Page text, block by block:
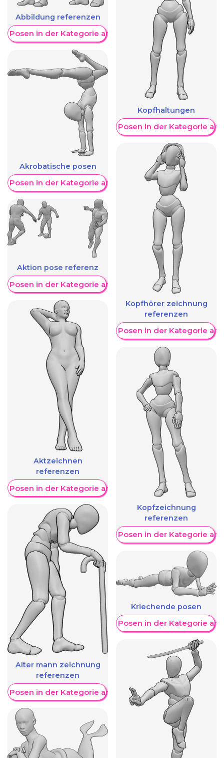
Abbildung referenzen
Posen in der Kategorie anzeigen
Akrobatische posen
Posen in der Kategorie anzeigen
Aktion pose referenz
Posen in der Kategorie anzeigen
Aktzeichnen
referenzen
Posen in der Kategorie anzeigen
Alter mann zeichnung
referenzen
Posen in der Kategorie anzeigen
Kopfhaltungen
Weitere Posen in der Kategorie
Kopfhörer zeichnung
referenzen
Weitere Posen in der Kategorie
Kopfzeichnung
referenzen
Weitere Posen in der Kategorie
Kriechende posen
Weitere Posen in der Kategorie